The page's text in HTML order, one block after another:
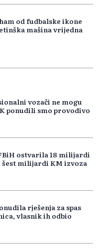
od fudbalske ikone
mašina vrijedna
vozači ne mogu
ponudili smo provodivo
ostvarila 18 milijardi
milijardi KM izvoza
rješenja za spas
vlasnik ih odbio